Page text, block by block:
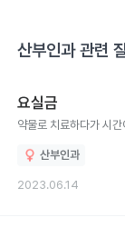
산부인과관련
요실금
약물로 치료하다가 시
산부인과
2023.06.14